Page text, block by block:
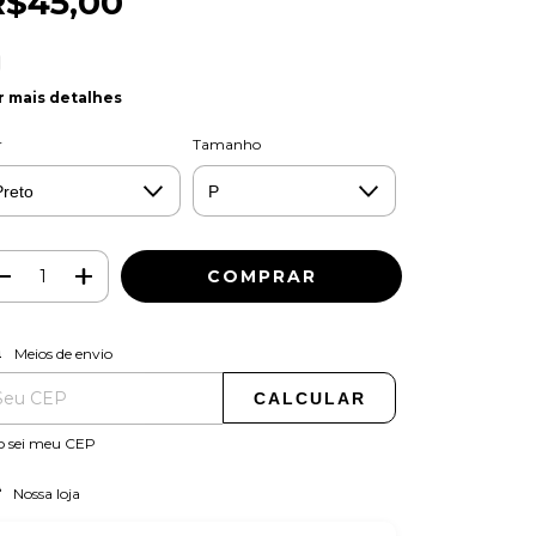
mais detalhes
Tamanho
para o CEP:
Meios de envio
CALCULAR
sei meu CEP
Nossa loja